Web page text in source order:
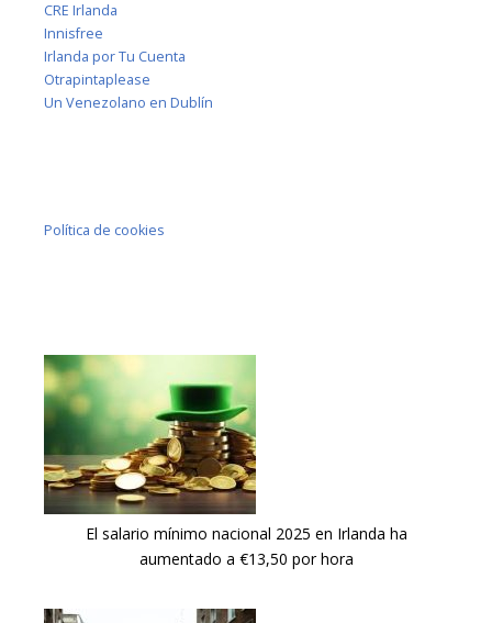
CRE Irlanda
Innisfree
Irlanda por Tu Cuenta
Otrapintaplease
Un Venezolano en Dublín
Política de cookies
El salario mínimo nacional 2025 en Irlanda ha
aumentado a €13,50 por hora